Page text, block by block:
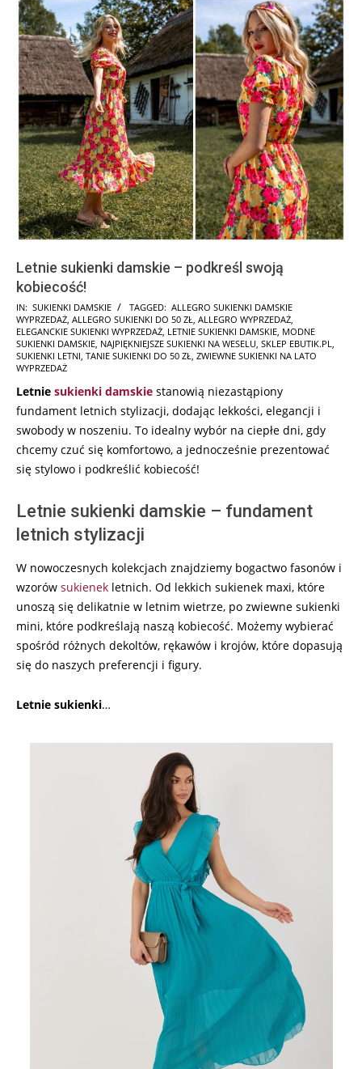
Letnie sukienki damskie – podkreśl swoją
kobiecość!
2026-
05-
03
IN: SUKIENKI DAMSKIE TAGGED: ALLEGRO SUKIENKI DAMSKIE
WYPRZEDAŻ, ALLEGRO SUKIENKI DO 50 ZŁ, ALLEGRO WYPRZEDAŻ,
ELEGANCKIE SUKIENKI WYPRZEDAŻ, LETNIE SUKIENKI DAMSKIE, MODNE
SUKIENKI DAMSKIE, NAJPIĘKNIEJSZE SUKIENKI NA WESELU, SKLEP EBUTIK.PL,
SUKIENKI LETNI, TANIE SUKIENKI DO 50 ZŁ, ZWIEWNE SUKIENKI NA LATO
WYPRZEDAŻ
Letnie sukienki damskie stanowią niezastąpiony
fundament letnich stylizacji, dodając lekkości, elegancji i
swobody w noszeniu. To idealny wybór na ciepłe dni, gdy
chcemy czuć się komfortowo, a jednocześnie prezentować
się stylowo i podkreślić kobiecość!
Letnie sukienki damskie – fundament
letnich stylizacji
W nowoczesnych kolekcjach znajdziemy bogactwo fasonów i
wzorów sukienek letnich. Od lekkich sukienek maxi, które
unoszą się delikatnie w letnim wietrze, po zwiewne sukienki
mini, które podkreślają naszą kobiecość. Możemy wybierać
spośród różnych dekoltów, rękawów i krojów, które dopasują
się do naszych preferencji i figury.
Letnie sukienki…